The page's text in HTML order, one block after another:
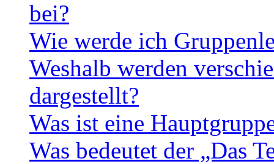
bei?
Wie werde ich
Weshalb werden
dargestellt?
Was ist eine
Was bedeutet der „Das